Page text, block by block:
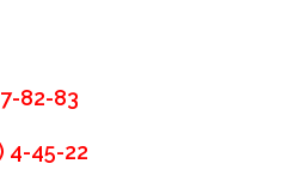
82-83
4-45-22